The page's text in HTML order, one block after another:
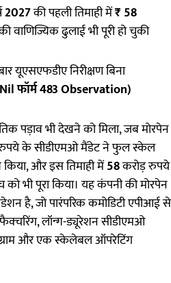
2027की पहली तिमाही में₹ 58
वाणिज्यिक ढुलाई भी पूरी हो चुकी
यूएसएफडीए निरीक्षण बिना
Nil फॉर्म 483 Observation)
पड़ाव भी देखने को मिला, जब मोरपेन
के सीडीएमओ मैंडेट ने फुल स्केल
और इस तिमाही में58करोड़ रुपये
भी पूरा किया। यह कंपनी की मोरपेन
है, जो पारंपरिक कमोडिटी एपीआई से
लॉन्ग-ड्यूरेशन सीडीएमओ
और एक स्केलेबल ऑपरेटिंग